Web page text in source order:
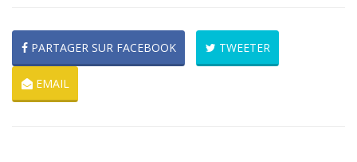
PARTAGER SUR FACEBOOK TWEETER
EMAIL